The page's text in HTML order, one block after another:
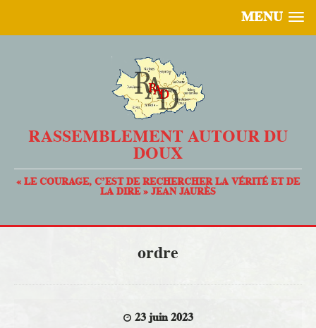
MENU
RASSEMBLEMENT AUTOUR DU
DOUX
« LE COURAGE, C’EST DE RECHERCHER LA VÉRITÉ ET DE
LA DIRE » JEAN JAURÈS
ordre
23 juin 2023